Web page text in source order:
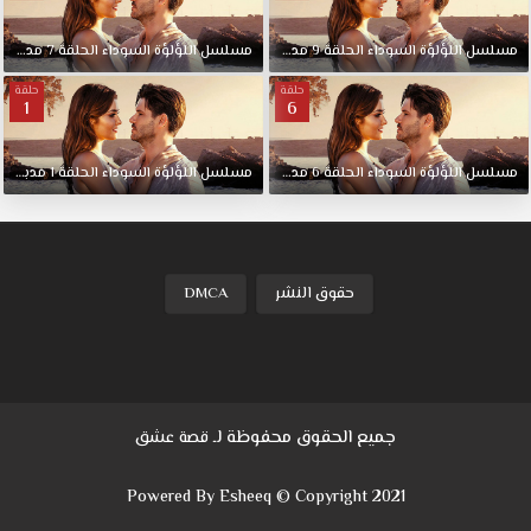
مسلسلاللؤلؤةالسوداءالحلقة9مدبلجة مسلسلاللؤلؤةالسوداءالحلقة7مدبلجة
حلقة
6
مسلسلاللؤلؤةالسوداءالحلقة6مدبلجة
حلقة
1
مسلسلاللؤلؤةالسوداءالحلقة1مدبلجة
حقوق النشر DMCA
جميع الحقوق محفوظة لـقصة عشق
Powered By Esheeq © Copyright 2021